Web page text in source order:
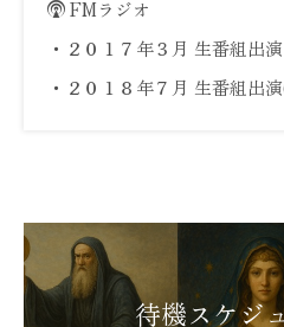
FMラジオ
・２０１７年３月 生番組出演
・２０１８年７月 生番組出
待機スケジ